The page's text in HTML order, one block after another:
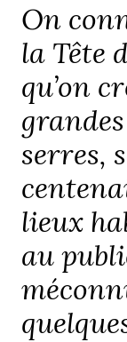
On
la Tête
qu’on
serres,
lieux
au